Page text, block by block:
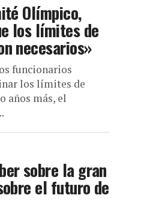
Olímpico,
los límites de
necesarios»
funcionarios
los límites de
años más, el
sobre la gran
el futuro de